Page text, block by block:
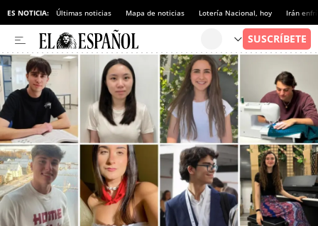
ES NOTICIA: Últimas noticias Mapa de noticias Lotería Nacional, hoy Irán